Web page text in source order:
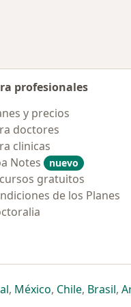
profesionales
y precios
doctores
clinicas
Notes
nuevo
gratuitos
de los Planes
pestaña
en una nueva pestaña
se abre en una nueva
, Méxicose abre en una
, Chilese abre
, Brasilse
,